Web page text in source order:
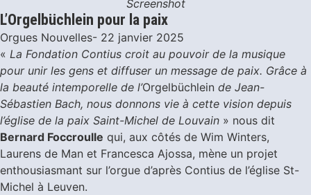
Screenshot
L’Orgelbüchlein pour la paix
Orgues Nouvelles- 22 janvier 2025
« La Fondation Contius croit au pouvoir de la musique
pour unir les gens et diffuser un message de paix. Grâce à
la beauté intemporelle de l’Orgelbüchlein de Jean-
Sébastien Bach, nous donnons vie à cette vision depuis
l’église de la paix Saint-Michel de Louvain » nous dit
Bernard Foccroulle qui, aux côtés de Wim Winters,
Laurens de Man et Francesca Ajossa, mène un projet
enthousiasmant sur l’orgue d’après Contius de l’église St-
Michel à Leuven.